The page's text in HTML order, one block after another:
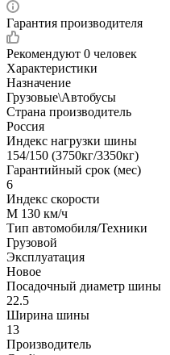
Гарантия производителя
Рекомендуют 0 человек
Характеристики
Назначение
Грузовые\Автобусы
Страна производитель
Россия
Индекс нагрузки шины
154/150 (3750кг/3350кг)
Гарантийный срок (мес)
6
Индекс скорости
M 130 км/ч
Тип автомобиля/Техники
Грузовой
Эксплуатация
Новое
Посадочный диаметр шины
22.5
Ширина шины
13
Производитель